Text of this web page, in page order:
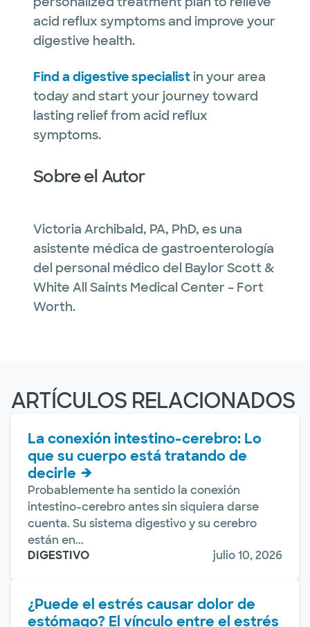
acid reflux symptoms and improve your
digestive health.
Find a digestive specialistin your area
today and start your journey toward
lasting relief from acid reflux
symptoms.
Sobre el Autor
Victoria Archibald, PA, PhD, es una
asistente médica de gastroenterología
del personal médico del Baylor Scott &
White All Saints Medical Center – Fort
Worth.
ARTÍCULOS RELACIONADOS
La conexión intestino-cerebro: Lo
que su cuerpo está tratando de
decirle
Probablemente ha sentido la conexión
intestino-cerebro antes sin siquiera darse
cuenta. Su sistema digestivo y su cerebro
están en...
DIGESTIVO
julio 10, 2026
¿Puede el estrés causar dolor de
estómago? El vínculo entre el estrés